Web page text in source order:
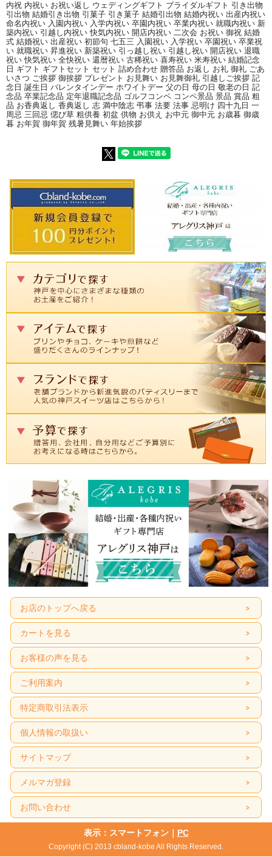
内祝 内祝い お祝い返し ウェディングギフト ブライダルギフト 引き出物
引出物 結婚引き出物 引菓子 引き菓子 結婚引出物 結婚内祝い 出産内祝い
命名内祝い 入園内祝い 入学内祝い 卒園内祝い 卒業内祝い 就職内祝い 新
築内祝い 引越し内祝い 快気内祝い 開店内祝い 二次会 お祝い 御祝 結婚
式 結婚祝い 出産祝い 初節句 七五三 入園祝い 入学祝い 卒園祝い 卒業祝
い 就職祝い 昇進祝い 新築祝い 引っ越し祝い 引越し祝い 開店祝い 退職
祝い 快気祝い 全快祝い 還暦祝い 古稀祝い 喜寿祝い 米寿祝い 結婚記念
日 ギフト ギフトセット セット 詰め合わせ 贈答品 お返し お礼 御礼 ごあ
いさつ ご挨拶 御挨拶 プレゼント お見舞い お見舞御礼 引越しご挨拶 記
念日 誕生日 バレンタインデー ホワイトデー 父の日 母の日 敬老の日 記
念品 卒業記念品 定年退職記念品 ゴルフコンペ コンペ景品 景品 賞品 粗
品 お香典返し 香典返し 志 満中陰志 弔事 法要 法事 忌明け 四十九日 一
周忌 三回忌 偲び草 粗供養 初盆 供物 お供え お中元 御中元 お歳暮 御歳
暮 お年賀 御年賀 残暑見舞い 年始挨拶
お店のトップへ戻る
カートを見る
お客様の声を見る
ご利用案内
特定商取引法表示
個人情報の取扱い
サイトマップ
メルマガ登録
お問い合わせ
表示：スマートフォン｜ PC
Copyright (C) 2013 cbland-kobe All Rights Reserved.